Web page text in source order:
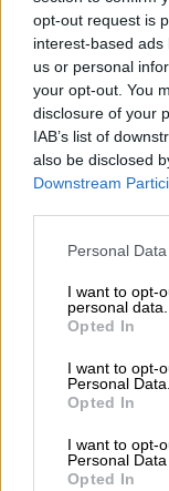
opt-out request is
interest-based
us or personal
your opt-out. You
disclosure of your
IAB’s list of
also be disclosed
Downstream
Personal
I want to opt-
personal data.
Opted In
I want to opt-
Personal Data.
Opted In
I want to opt-
Personal
Opted In
Suelta y
Por María
El Conflicto
Un Nuevo
en
Por Álvaro Frutos
Geopolítica de Crisis